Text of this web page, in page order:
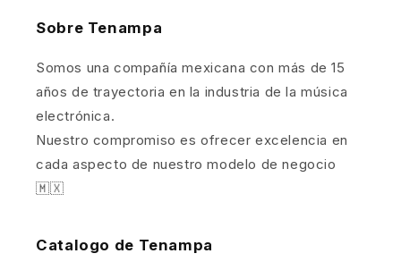
Sobre Tenampa
Somos una compañía mexicana con más de 15
años de trayectoria en la industria de la música
electrónica.
Nuestro compromiso es ofrecer excelencia en
cada aspecto de nuestro modelo de negocio
🇲🇽
Catalogo de Tenampa